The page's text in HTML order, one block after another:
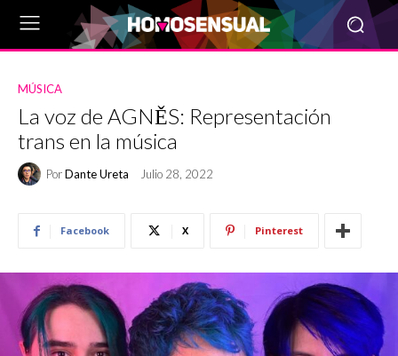
MÚSICA
La voz de AGNĚS: Representación
trans en la música
PorDante Ureta Julio 28, 2022
Facebook X Pinterest